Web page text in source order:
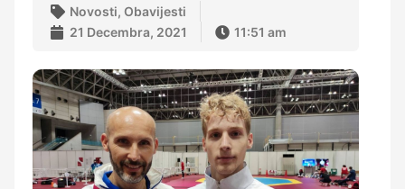
Novosti, Obavijesti
21 Decembra, 2021
11:51 am